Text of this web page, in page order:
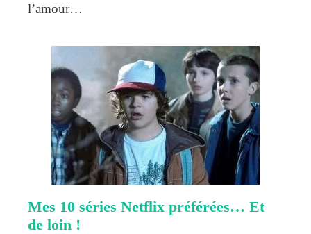
l’amour…
Mes 10 séries Netflix préférées… Et
de loin !